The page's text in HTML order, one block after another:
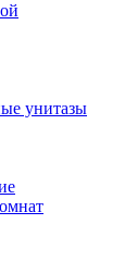
унитазы